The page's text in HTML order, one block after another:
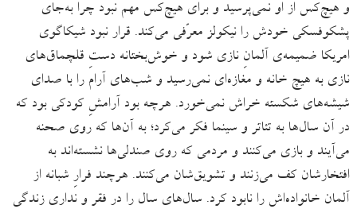
و هیچ‌کس از او نمی‌پرسید و برای هیچ‌کس مهم نبود چرا به‌جای
پشکوفسکی خودش را نیکولز معرّفی می‌کند. قرار نبود شیکاگوی
امریکا ضمیمه‌ی آلمانِ نازی شود و خوش‌بختانه دستِ قلچماق‌های
نازی به هیچ خانه و مغازه‌ای نمی‌رسید و شب‌های آرام را با صدای
شیشه‌های شکسته خراش نمی‌خورد. هرچه بود آرامشِ کودکی بود که
در آن سال‌ها به تئاتر و سینما فکر می‌کرد؛ به آن‌ها که روی صحنه
می‌آیند و بازی می‌کنند و مردمی که روی صندلی‌ها نشسته‌اند به
افتخارشان کف می‌زنند و تشویق‌شان می‌کنند. هرچند فرارِ شبانه از
آلمان خانواده‌اش را نابود کرد. سال‌های سال را در فقر و نداری زندگی